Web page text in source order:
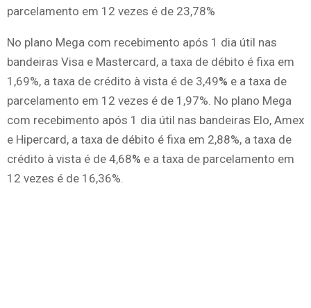
parcelamento em 12 vezes é de 23,78%
No plano Mega com recebimento após 1 dia útil nas
bandeiras Visa e Mastercard, a taxa de débito é fixa em
1,69%, a taxa de crédito à vista é de 3,49% e a taxa de
parcelamento em 12 vezes é de 1,97%. No plano Mega
com recebimento após 1 dia útil nas bandeiras Elo, Amex
e Hipercard, a taxa de débito é fixa em 2,88%, a taxa de
crédito à vista é de 4,68% e a taxa de parcelamento em
12 vezes é de 16,36%.